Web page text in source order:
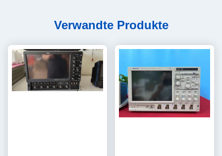
Verwandte Produkte